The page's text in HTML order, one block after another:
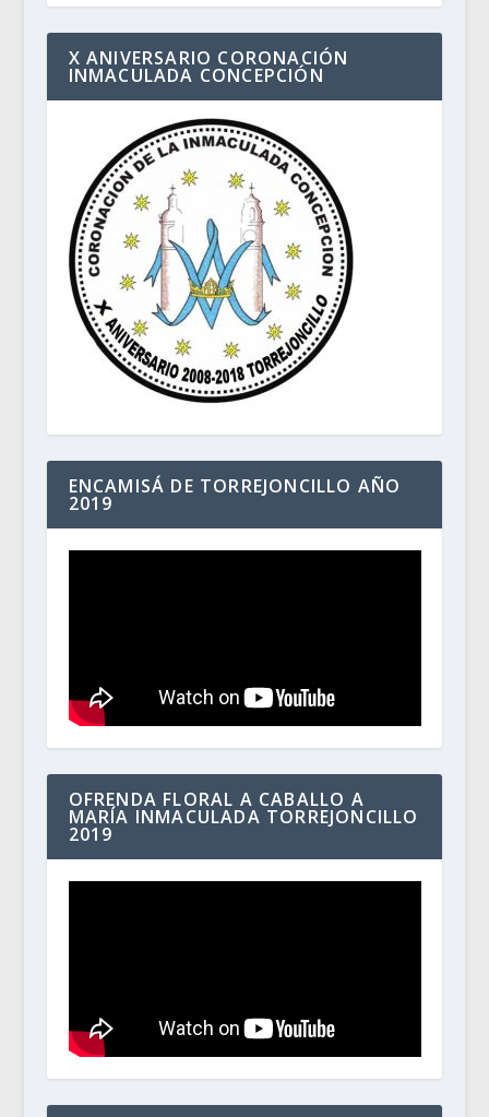
X ANIVERSARIO CORONACIÓN
INMACULADA CONCEPCIÓN
ENCAMISÁ DE TORREJONCILLO AÑO
2019
OFRENDA FLORAL A CABALLO A
MARÍA INMACULADA TORREJONCILLO
2019